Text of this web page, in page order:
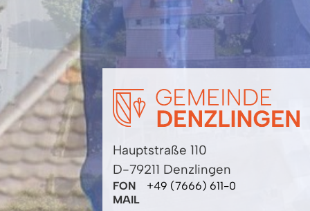
Hauptstraße 110
D-79211 Denzlingen
FON
+49 (7666) 611-0
MAIL